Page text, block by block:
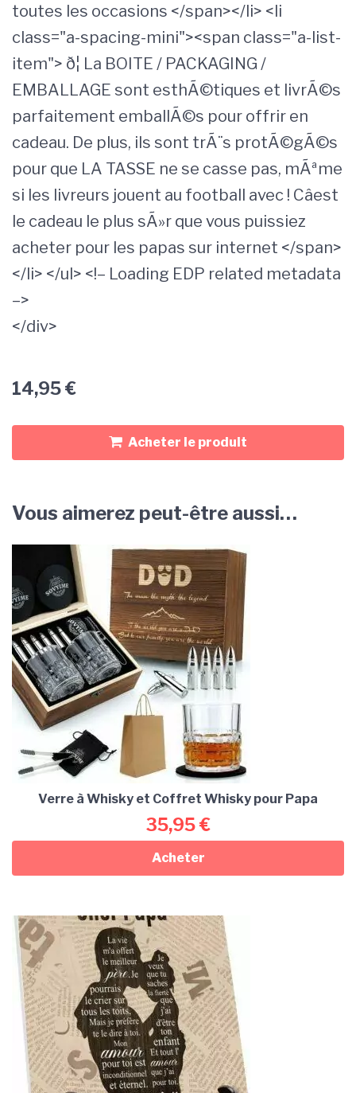
toutes les occasions </span></li> <li
class="a-spacing-mini"><span class="a-list-
item"> ð¦ La BOITE / PACKAGING /
EMBALLAGE sont esthÃ©tiques et livrÃ©s
parfaitement emballÃ©s pour offrir en
cadeau. De plus, ils sont trÃ¨s protÃ©gÃ©s
pour que LA TASSE ne se casse pas, mÃªme
si les livreurs jouent au football avec ! Câest
le cadeau le plus sÃ»r que vous puissiez
acheter pour les papas sur internet </span>
</li> </ul> <!– Loading EDP related metadata
–>
</div>
14,95€
Acheter le produit
Vous aimerez peut-être aussi…
Verre à Whisky et Coffret Whisky pour Papa
35,95€
Acheter